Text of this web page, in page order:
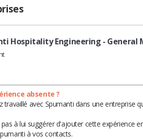
Hospitality Engineering - General
absente ?
travaillé avec Spumanti dans une entreprise
à lui suggérer d'ajouter cette expérience
à vos contacts.